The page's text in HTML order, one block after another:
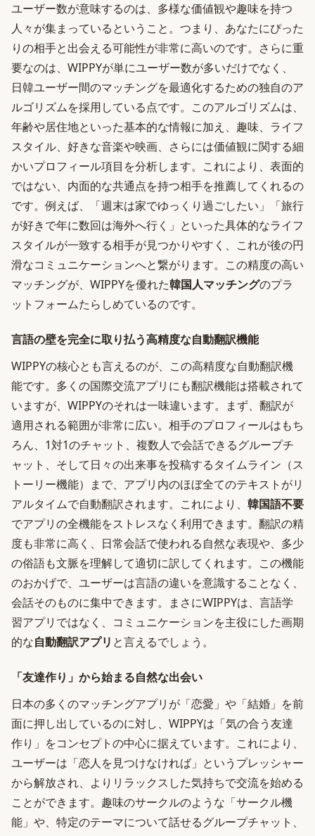
ユーザー数が意味するのは、多様な価値観や趣味を持つ
人々が集まっているということ。つまり、あなたにぴった
りの相手と出会える可能性が非常に高いのです。さらに重
要なのは、WIPPYが単にユーザー数が多いだけでなく、
日韓ユーザー間のマッチングを最適化するための独自のア
ルゴリズムを採用している点です。このアルゴリズムは、
年齢や居住地といった基本的な情報に加え、趣味、ライフ
スタイル、好きな音楽や映画、さらには価値観に関する細
かいプロフィール項目を分析します。これにより、表面的
ではない、内面的な共通点を持つ相手を推薦してくれるの
です。例えば、「週末は家でゆっくり過ごしたい」「旅行
が好きで年に数回は海外へ行く」といった具体的なライフ
スタイルが一致する相手が見つかりやすく、これが後の円
滑なコミュニケーションへと繋がります。この精度の高い
マッチングが、WIPPYを優れた韓国人マッチングのプラ
ットフォームたらしめているのです。
言語の壁を完全に取り払う高精度な自動翻訳機能
WIPPYの核心とも言えるのが、この高精度な自動翻訳機
能です。多くの国際交流アプリにも翻訳機能は搭載されて
いますが、WIPPYのそれは一味違います。まず、翻訳が
適用される範囲が非常に広い。相手のプロフィールはもち
ろん、1対1のチャット、複数人で会話できるグループチ
ャット、そして日々の出来事を投稿するタイムライン（ス
トーリー機能）まで、アプリ内のほぼ全てのテキストがリ
アルタイムで自動翻訳されます。これにより、 韓国語不要
でアプリの全機能をストレスなく利用できます。翻訳の精
度も非常に高く、日常会話で使われる自然な表現や、多少
の俗語も文脈を理解して適切に訳してくれます。この機能
のおかげで、ユーザーは言語の違いを意識することなく、
会話そのものに集中できます。まさにWIPPYは、言語学
習アプリではなく、コミュニケーションを主役にした画期
的な自動翻訳アプリ と言えるでしょう。
「友達作り」から始まる自然な出会い
日本の多くのマッチングアプリが「恋愛」や「結婚」を前
面に押し出しているのに対し、WIPPYは「気の合う友達
作り」をコンセプトの中心に据えています。これにより、
ユーザーは「恋人を見つけなければ」というプレッシャー
から解放され、よりリラックスした気持ちで交流を始める
ことができます。趣味のサークルのような「サークル機
能」や、特定のテーマについて話せるグループチャット、